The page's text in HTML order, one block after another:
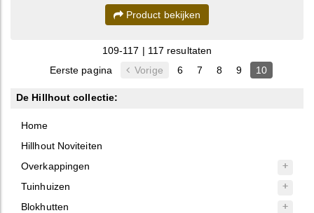
Product bekijken
109-117 | 117 resultaten
Eerste pagina
Vorige 6 7 8 9 10
De Hillhout collectie:
Home
Hillhout Noviteiten
Overkappingen
Tuinhuizen
Blokhutten